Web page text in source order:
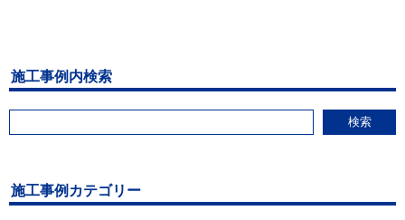
施工事例内検索
検索
施工事例カテゴリー